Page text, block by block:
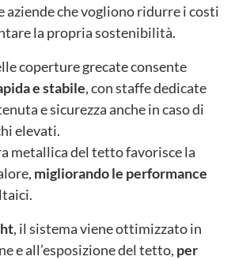
aziende che vogliono ridurre i costi
la propria sostenibilità.
coperture grecate consente
e stabile, con staffe dedicate
e sicurezza anche in caso di
elevati.
metallica del tetto favorisce la
migliorando le performance
, il sistema viene ottimizzato in
e all’esposizione del tetto, per